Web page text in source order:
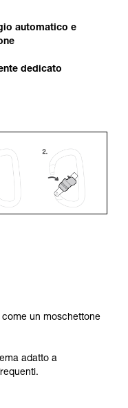
automatico e
dedicato
un moschettone
adatto a